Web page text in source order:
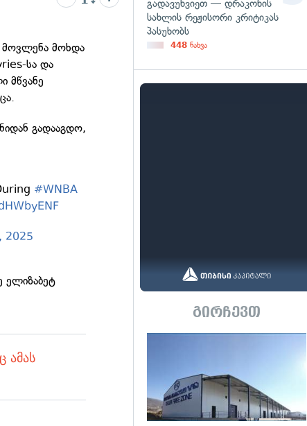
მოვლენა მოხდა
სა და
მწვანე
გადააგდო,
#WNBA
2025
ელიზაბეტ
ამას
გადავუხვიეთ — დრაკონის
სახლის რეჟისორი კრიტიკას
პასუხობს
448 ნახვა
გირჩევთ